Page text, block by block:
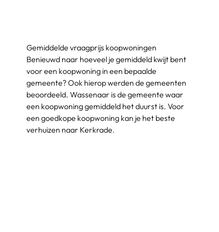
Gemiddelde vraagprijs koopwoningen
Benieuwd naar hoeveel je gemiddeld kwijt bent
voor een koopwoning in een bepaalde
gemeente? Ook hierop werden de gemeenten
beoordeeld. Wassenaar is de gemeente waar
een koopwoning gemiddeld het duurst is. Voor
een goedkope koopwoning kan je het beste
verhuizen naar Kerkrade.